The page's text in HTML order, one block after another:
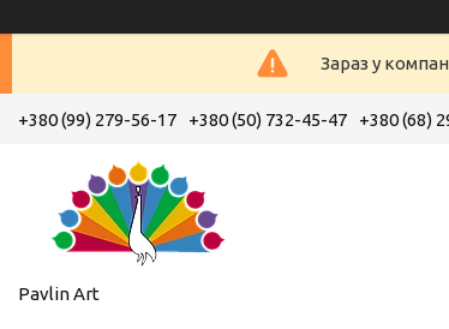
Зараз у
+380 (99) 279-56-17 +380 (50) 732-45-47 +380 (68)
Pavlin Art